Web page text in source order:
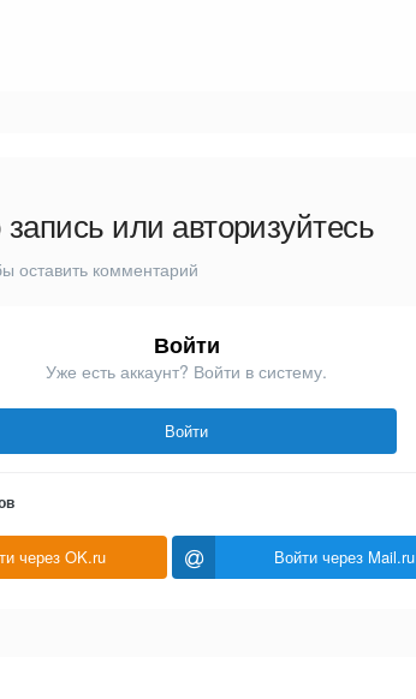
или авторизуйтесь
оставить комментарий
Войти
Уже есть аккаунт? Войти в систему.
Войти
через OK.ru Войти через Mail.ru